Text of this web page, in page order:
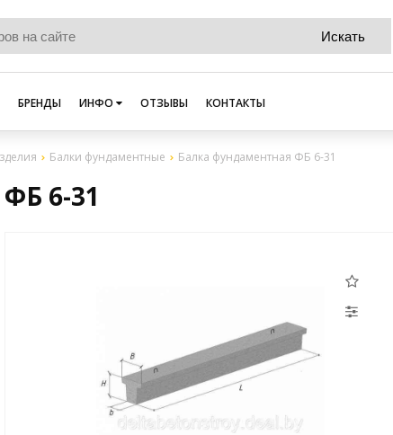
БРЕНДЫ ИНФО ОТЗЫВЫ КОНТАКТЫ
Балки фундаментные Балка фундаментная ФБ 6-31
6-31